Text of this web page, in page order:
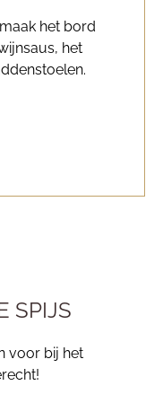
het bord
het
SPIJS
voor bij het